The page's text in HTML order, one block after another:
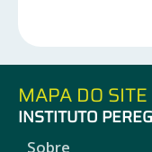
MAPA DO SITE
INSTITUTO
Sobre